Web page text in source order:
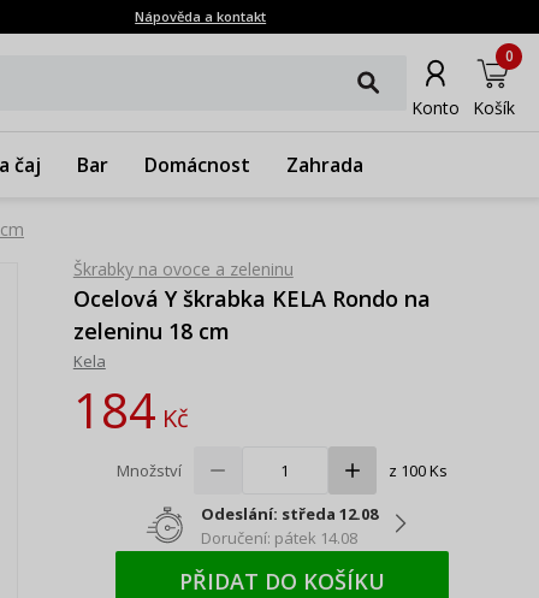
Nápověda a kontakt
Konto Košík
0
čaj Bar Domácnost Zahrada
Škrabky na ovoce a zeleninu
Ocelová Y škrabka KELA Rondo na
zeleninu 18 cm
Kela
184Kč
Množství z 100 Ks
Odeslání: středa 12.08
Doručení: pátek 14.08
PŘIDAT DO KOŠÍKU